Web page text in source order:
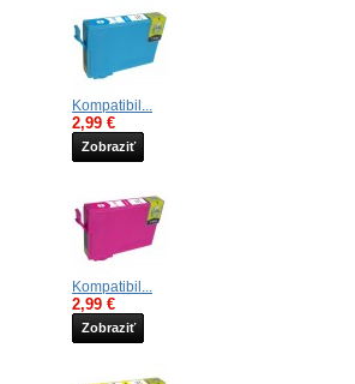
Kompatibil...
2,99 €
Zobraziť
Kompatibil...
2,99 €
Zobraziť